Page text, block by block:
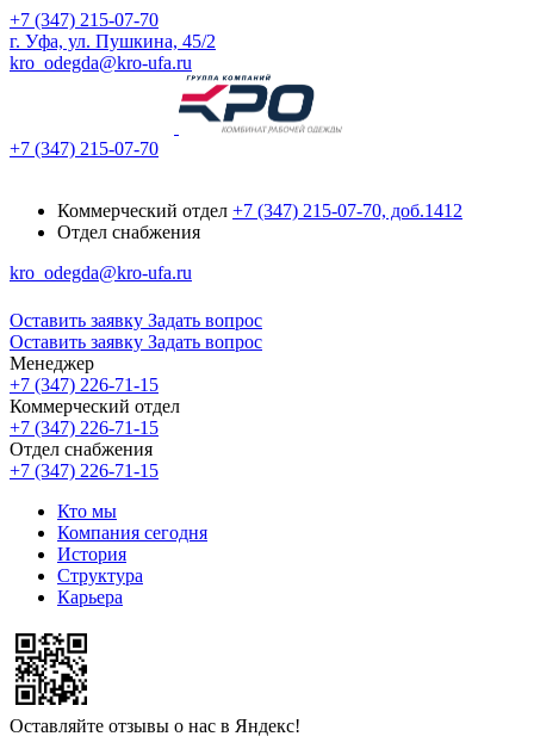
+7 (347) 215-07-70
г. Уфа, ул. Пушкина, 45/2
kro_odegda@kro-ufa.ru
+7 (347) 215-07-70
Коммерческий отдел +7 (347) 215-07-70, доб.1412
Отдел снабжения
kro_odegda@kro-ufa.ru
Оставить заявку Задать вопрос
Оставить заявку Задать вопрос
Менеджер
+7 (347) 226-71-15
Коммерческий отдел
+7 (347) 226-71-15
Отдел снабжения
+7 (347) 226-71-15
Кто мы
Компания сегодня
История
Структура
Карьера
Оставляйте отзывы о нас в Яндекс!